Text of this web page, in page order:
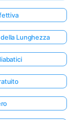
Lunghezza